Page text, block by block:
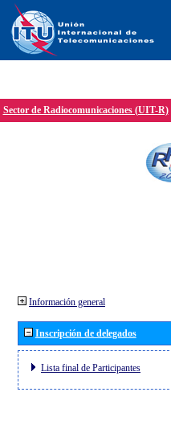
Sector de Radiocomunicaciones (UIT-R)
Información general
Inscripción de delegados
Lista final de Participantes